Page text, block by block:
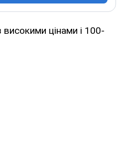
високими цінами і 100-